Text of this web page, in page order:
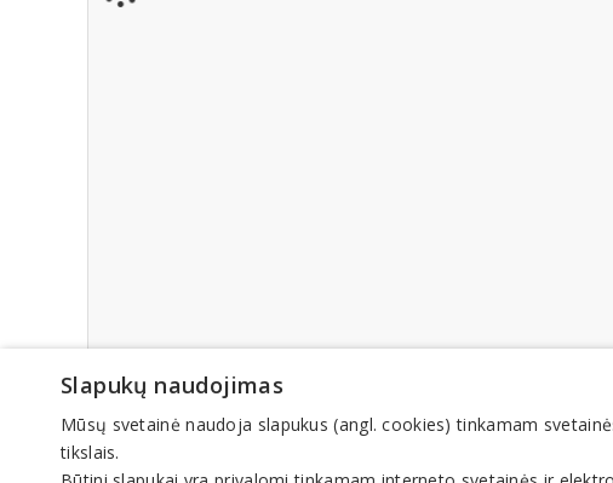
Slapukų naudojimas
Mūsų svetainė naudoja slapukus (angl. cookies) tinkamam
tikslais.